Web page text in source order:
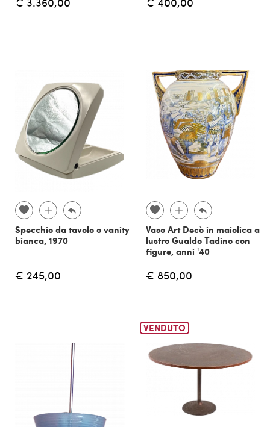
Specchio da tavolo o vanity
bianca, 1970
€ 245,00
Vaso Art Decò in maiolica a
lustro Gualdo Tadino con
figure, anni '40
€ 850,00
VENDUTO